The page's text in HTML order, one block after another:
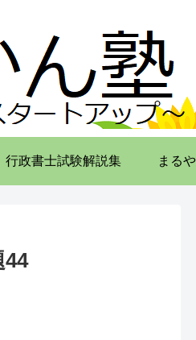
行政書士試験解説集 まる
44